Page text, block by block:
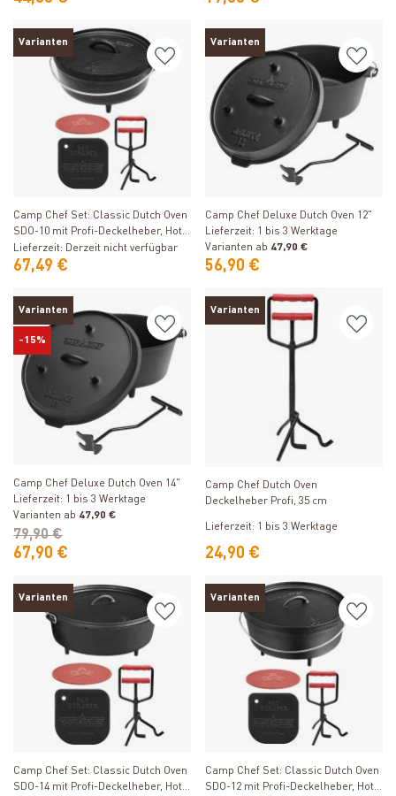
Varianten
Produkt ansehen
Camp Chef Set: Classic Dutch Oven
SDO-10 mit Profi-Deckelheber, Hot
Pad und Reinigungsschaber
Lieferzeit: Derzeit nicht verfügbar
67,49 €
Varianten
Produkt ansehen
Camp Chef Deluxe Dutch Oven 12"
Lieferzeit: 1 bis 3 Werktage
Varianten ab 47,90 €
56,90 €
Varianten
-15%
Produkt ansehen
Camp Chef Deluxe Dutch Oven 14"
Lieferzeit: 1 bis 3 Werktage
Varianten ab 47,90 €
67,90 €
79,90 €
Varianten
Produkt ansehen
Camp Chef Dutch Oven
Deckelheber Profi, 35 cm
Lieferzeit: 1 bis 3 Werktage
24,90 €
Varianten
Produkt ansehen
Camp Chef Set: Classic Dutch Oven
SDO-14 mit Profi-Deckelheber, Hot
Varianten
Produkt ansehen
Camp Chef Set: Classic Dutch Oven
SDO-12 mit Profi-Deckelheber, Hot